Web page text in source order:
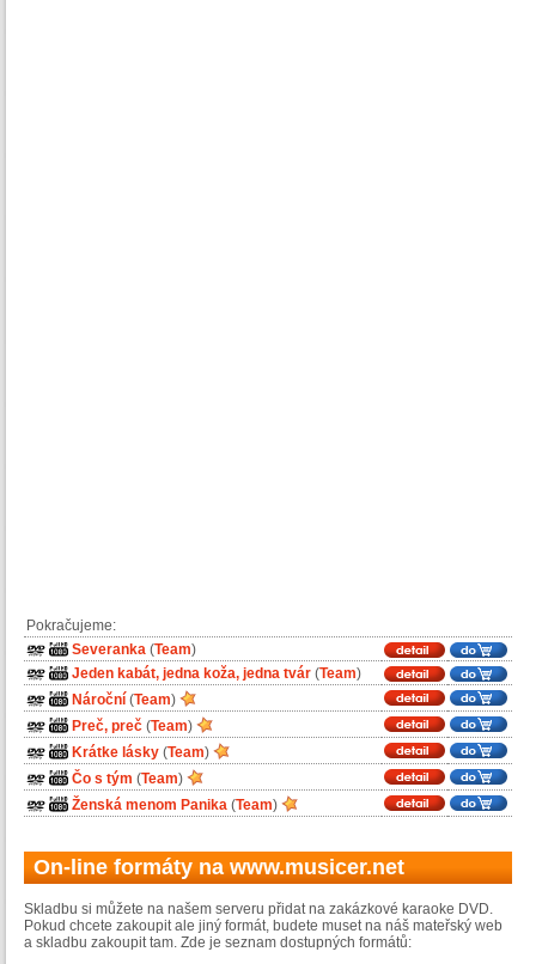
Pokračujeme:
Severanka (Team)
Jeden kabát, jedna koža, jedna tvár (Team)
Nároční (Team)
Preč, preč (Team)
Krátke lásky (Team)
Čo s tým (Team)
Ženská menom Panika (Team)
On-line formáty na www.musicer.net
Skladbu si můžete na našem serveru přidat na zakázkové karaoke DVD.
Pokud chcete zakoupit ale jiný formát, budete muset na náš mateřský web
a skladbu zakoupit tam. Zde je seznam dostupných formátů: